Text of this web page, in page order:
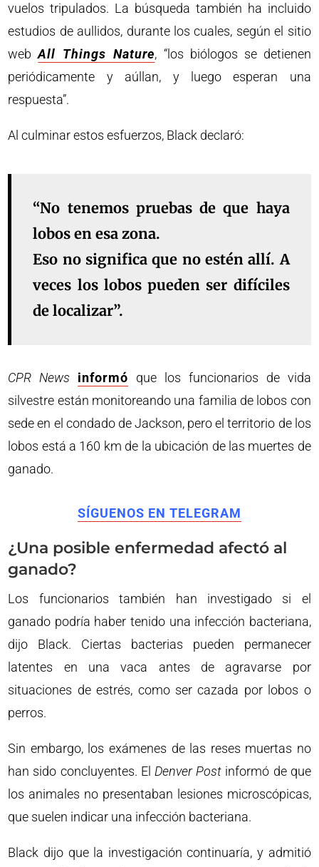
vuelos tripulados. La búsqueda también ha incluido
estudios de aullidos, durante los cuales, según el sitio
webAll Things Nature, “los biólogos se detienen
periódicamente y aúllan, y luego esperan una
respuesta”.
Al culminar estos esfuerzos, Black declaró:
“No tenemos pruebas de que haya
lobos en esa zona.
Eso no significa que no estén allí. A
veces los lobos pueden ser difíciles
de localizar”.
CPR News informó que los funcionarios de vida
silvestre están monitoreando una familia de lobos con
sede en el condado de Jackson, pero el territorio de los
lobos está a 160 km de la ubicación de las muertes de
ganado.
SÍGUENOS EN TELEGRAM
¿Una posible enfermedad afectó al
ganado?
Los funcionarios también han investigado si el
ganado podría haber tenido una infección bacteriana,
dijo Black. Ciertas bacterias pueden permanecer
latentes en una vaca antes de agravarse por
situaciones de estrés, como ser cazada por lobos o
perros.
Sin embargo, los exámenes de las reses muertas no
han sido concluyentes. El Denver Post informó de que
los animales no presentaban lesiones microscópicas,
que suelen indicar una infección bacteriana.
Black dijo que la investigación continuaría, y admitió